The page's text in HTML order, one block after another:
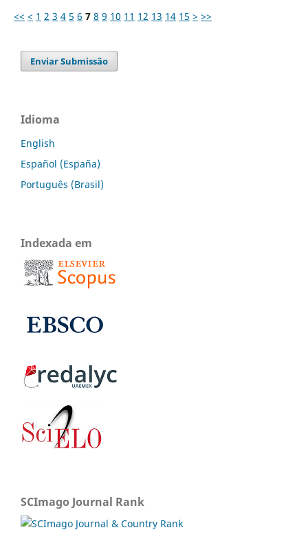
<< < 1 2 3 4 5 6 7 8 9 10 11 12 13 14 15 > >>
Enviar Submissão
Idioma
English
Español (España)
Português (Brasil)
Indexada em
SCImago Journal Rank